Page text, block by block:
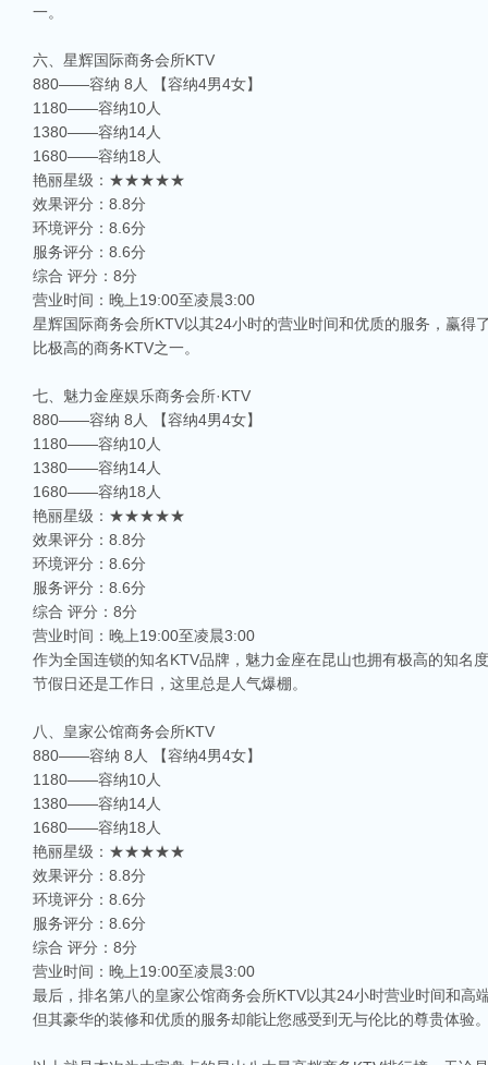
相关推荐
昆山ktv夜场哪里好玩-昆山八大便宜好玩的商务ktv会所排名
昆山天外天KTV以其优雅的环境和周到的服务著称。这里不仅拥有现代的音响设
响，给你带来无与伦比的视听享受。这里还提供多种酒水和小吃，确保你和朋友
昆山ktv哪个比较好-昆山八大比较好的ktv娱乐会所推荐
昆山，一座充满活力与魅力的城市，以其丰富的美食、独特的文化和而闻名。如
一。
六、星辉国际商务会所KTV
880——容纳 8人 【容纳4男4女】
1180——容纳10人
1380——容纳14人
1680——容纳18人
艳丽星级：★★★★★
效果评分：8.8分
环境评分：8.6分
服务评分：8.6分
综合 评分：8分
营业时间：晚上19:00至凌晨3:00
星辉国际商务会所KTV以其24小时的营业时间和优质的服务，赢
比极高的商务KTV之一。
七、魅力金座娱乐商务会所·KTV
880——容纳 8人 【容纳4男4女】
1180——容纳10人
1380——容纳14人
1680——容纳18人
艳丽星级：★★★★★
效果评分：8.8分
环境评分：8.6分
服务评分：8.6分
综合 评分：8分
营业时间：晚上19:00至凌晨3:00
作为全国连锁的知名KTV品牌，魅力金座在昆山也拥有极高的知名
节假日还是工作日，这里总是人气爆棚。
八、皇家公馆商务会所KTV
880——容纳 8人 【容纳4男4女】
1180——容纳10人
1380——容纳14人
1680——容纳18人
艳丽星级：★★★★★
效果评分：8.8分
环境评分：8.6分
服务评分：8.6分
综合 评分：8分
营业时间：晚上19:00至凌晨3:00
最后，排名第八的皇家公馆商务会所KTV以其24小时营业时间和
但其豪华的装修和优质的服务却能让您感受到无与伦比的尊贵体验